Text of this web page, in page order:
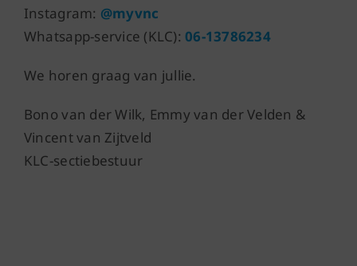
Instagram: @myvnc
Whatsapp-service (KLC):06-13786234
We horen graag van jullie.
Bono van der Wilk, Emmy van der Velden &
Vincent van Zijtveld
KLC-sectiebestuur